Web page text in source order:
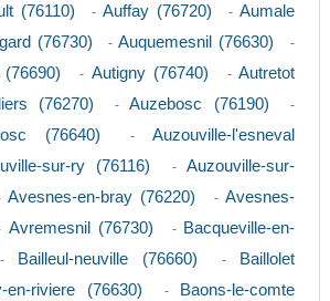
(76110) - Auffay (76720) -Aumale
(76730) -Auquemesnil (76630) -
- Autigny (76740) -Autretot
(76270) -Auzebosc (76190) -
(76640) -Auzouville-l'esneval
sur-ry (76116) -Auzouville-sur-
Avesnes-en-bray (76220) -Avesnes-
Avremesnil (76730) - Bacqueville-en-
Bailleul-neuville (76660) -
Baillolet
en-riviere (76630) -
Baons-le-comte